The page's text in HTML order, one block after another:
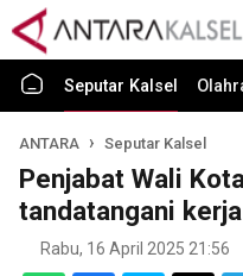
Seputar Kalsel
ANTARA Seputar Kalsel
Penjabat Wali
tandatangani
Rabu, 16 April 2025 21:56